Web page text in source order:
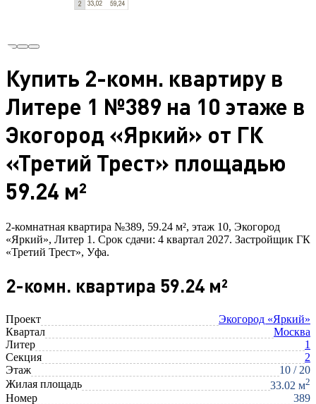
Купить 2-комн. квартиру в
Литере 1 №389 на 10 этаже в
Экогород «Яркий» от ГК
«Третий Трест» площадью
59.24 м²
2-комнатная квартира №389, 59.24 м², этаж 10, Экогород
«Яркий», Литер 1. Срок сдачи: 4 квартал 2027. Застройщик ГК
«Третий Трест», Уфа.
2-комн. квартира 59.24 м²
Проект
Экогород «Яркий»
Квартал
Москва
Литер
1
Секция
2
Этаж
10 / 20
Жилая площадь
33.02 м2
Номер
389